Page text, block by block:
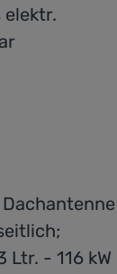
- 116 kW